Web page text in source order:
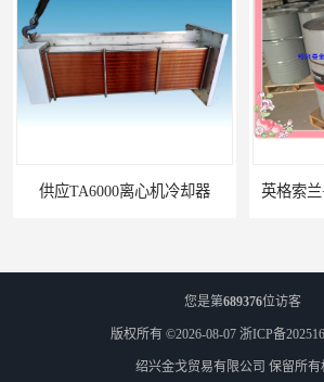
供应TA6000离心机冷却器 英格索兰
您是第689376位访客
版权所有 ©2026-08-07 浙ICP备
绍兴金戈贸易有限公司 保留所有